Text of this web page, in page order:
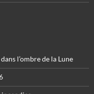
l’ombre de la Lune